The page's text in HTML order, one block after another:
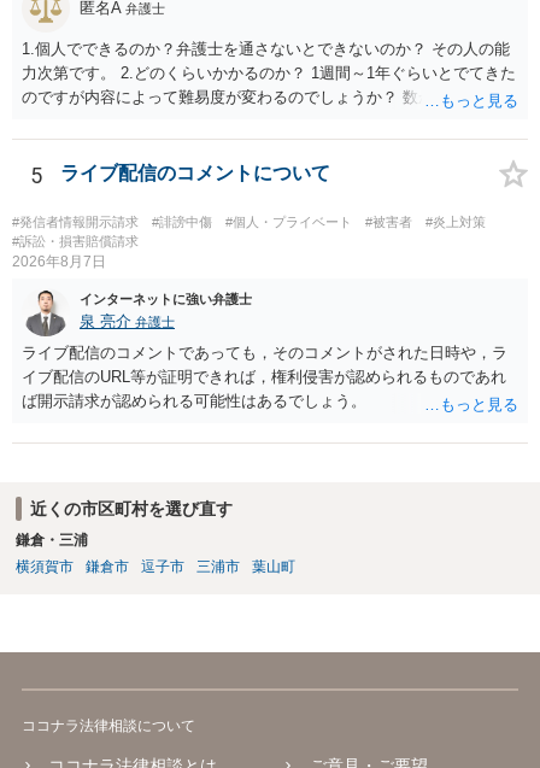
ます。 検討中の対策は、いずれも過剰ではなく、必要な方向性です。
の追跡には役立ちますが、その人が被写体本人であることまでは確認
できません。照合不一致時の販売保留・手動レビューは特に重要で
す。セッションの遡及作成は、検知するだけでなく、原則として販売
ものではありません。 したがって、これらに加えて、被写体との照合
の保存期間などを整備する必要があります。実際の画面、照合ロジッ
ク、利用規約、フィルマーとの契約を弁護士に提示し、サービス全体
のリーガルチェックを受けるのがよいでしょう。
匿名A 弁護士
1.個人でできるのか？弁護士を通さないとできないのか？ その人の能
力次第です。 2.どのくらいかかるのか？ 1週間～1年ぐらいとでてきた
のですが内容によって難易度が変わるのでしょうか？ 数か月の印象が
中傷していないアカウントを開示請求してしまった場合はどうなるの
か？ 開示が通らないことはありうるでしょう。
5 ライブ配信のコメントについて
#発信者情報開示請求 #誹謗中傷 #個人・プライベート #被害者
#炎上対策
#訴訟・損害賠償請求
2026年8月7日
インターネットに強い弁護士
泉 亮介 弁護士
ライブ配信のコメントであっても，そのコメントがされた日時や，ラ
イブ配信のURL等が証明できれば，権利侵害が認められるものであれ
ば開示請求が認められる可能性はあるでしょう。
近くの市区町村を選び直す
鎌倉・三浦
横須賀市
鎌倉市 逗子市 三浦市 葉山町
ココナラ法律相談について